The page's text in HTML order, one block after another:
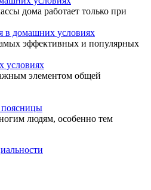
дома работает только при
в домашних условиях
эффективных и популярных
условиях
элементом общей
людям, особенно тем